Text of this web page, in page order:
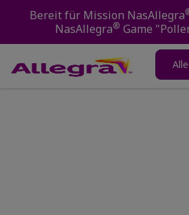
Bereit für Mission NasAllegra
NasAllegra® Game
Produkte